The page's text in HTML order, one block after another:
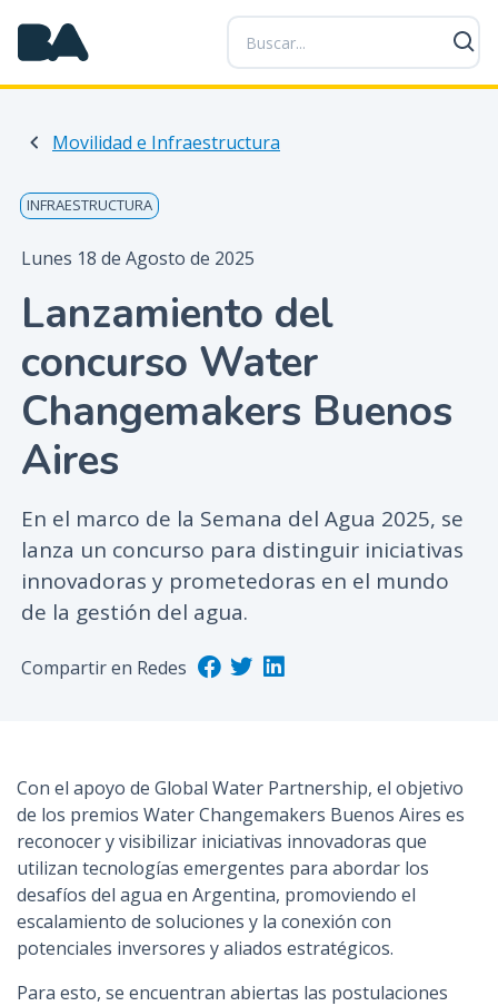
P
a
s
a
a
n
e
n
i
o
n
c
i
l
Movilidad e Infraestructura
INFRAESTRUCTURA
Lunes 18 de Agosto de 2025
Lanzamiento del
concurso Water
Changemakers Buenos
Aires
En el marco de la Semana del Agua 2025, se
lanza un concurso para distinguir iniciativas
innovadoras y prometedoras en el mundo
de la gestión del agua.
Compartir en Redes
Con el apoyo de Global Water Partnership, el objetivo
de los premios Water Changemakers Buenos Aires es
reconocer y visibilizar iniciativas innovadoras que
utilizan tecnologías emergentes para abordar los
desafíos del agua en Argentina, promoviendo el
escalamiento de soluciones y la conexión con
potenciales inversores y aliados estratégicos.
Para esto, se encuentran abiertas las postulaciones